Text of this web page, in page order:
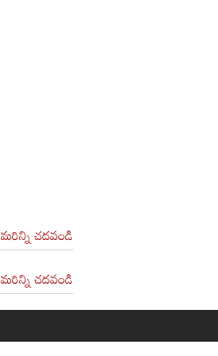
మరిన్ని చదవండి
మరిన్ని చదవండి